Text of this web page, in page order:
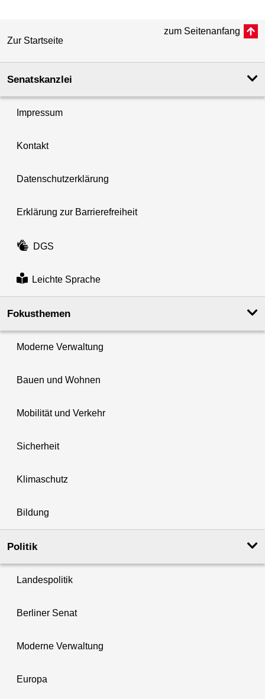
Zur Startseite
zum Seitenanfang
Senatskanzlei
Impressum
Kontakt
Datenschutzerklärung
Erklärung zur Barrierefreiheit
DGS
Leichte Sprache
Fokusthemen
Moderne Verwaltung
Bauen und Wohnen
Mobilität und Verkehr
Sicherheit
Klimaschutz
Bildung
Politik
Landespolitik
Berliner Senat
Moderne Verwaltung
Europa